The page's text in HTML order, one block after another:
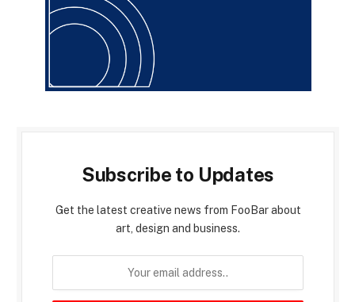
Subscribe to Updates
Get the latest creative news from FooBar about
art, design and business.